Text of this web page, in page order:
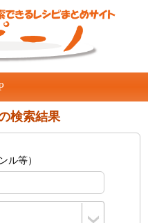
検索結果
ル等）